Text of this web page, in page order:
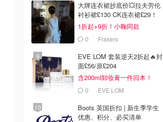
大牌连衣裙抄底价💥拉夫劳伦
衬衫裙£130 CK连衣裙£29！
1折起+9折！小鞠同款
Ganni£88
0 Frasers
EVE LOM 套装逆天2折起🔥封
面£56/原£204
含200ml卸妆膏一件回本！
0 EVE LOM
Boots 英国折扣 | 新生季学生
优惠、积分、必买清单